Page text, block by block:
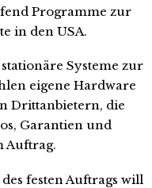
Programme zur
in den USA.
Systeme zur
eigene Hardware
Drittanbietern, die
Garantien und
Auftrag.
festen Auftrags will